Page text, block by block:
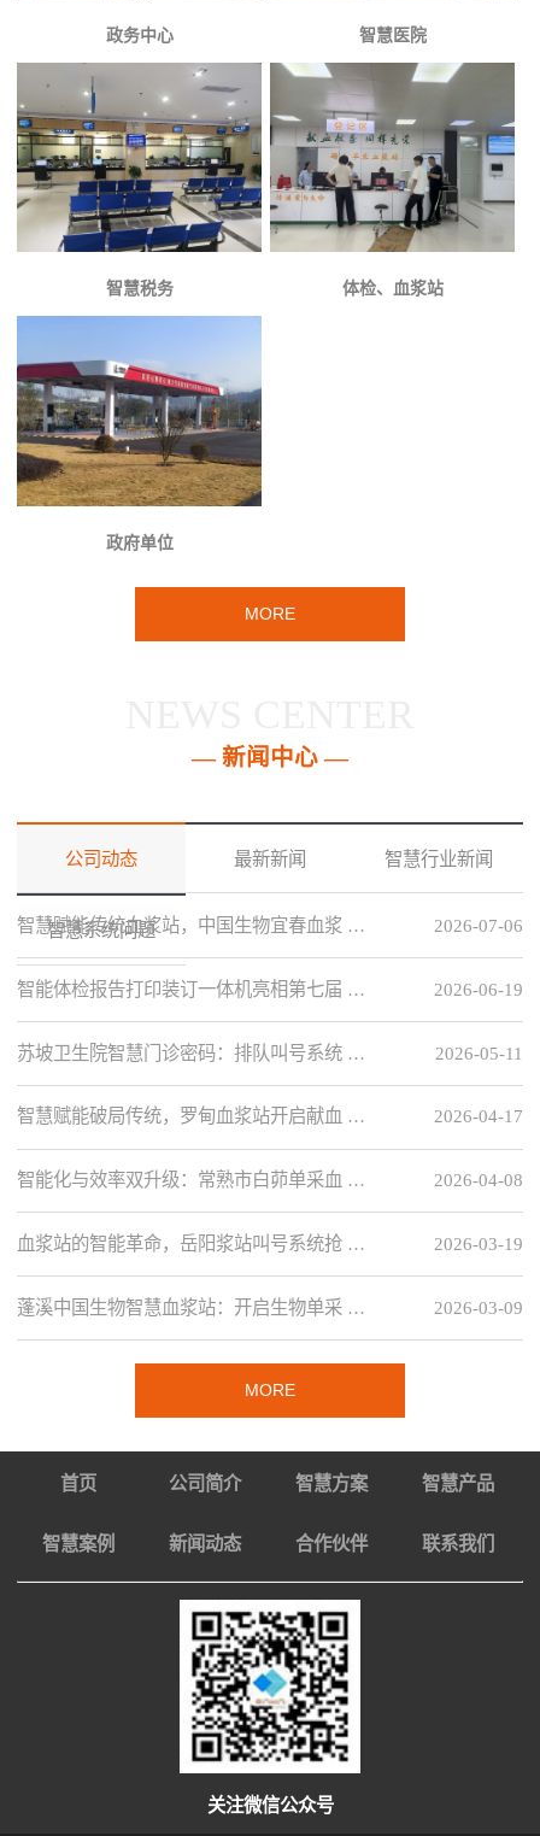
政务中心 智慧医院
智慧税务 体检、血浆站
政府单位
MORE
— 新闻中心 —
公司动态 最新新闻 智慧行业新闻
智慧系统问题 2026-07-06
智慧赋能传统血浆站，中国生物宜春血浆 …
2026-06-19
智能体检报告打印装订一体机亮相第七届 …
2026-05-11
苏坡卫生院智慧门诊密码：排队叫号系统 …
2026-04-17
智慧赋能破局传统，罗甸血浆站开启献血 …
2026-04-08
智能化与效率双升级：常熟市白茆单采血 …
2026-03-19
血浆站的智能革命，岳阳浆站叫号系统抢 …
2026-03-09
蓬溪中国生物智慧血浆站：开启生物单采 …
MORE
首页 公司简介 智慧方案 智慧产品
智慧案例 新闻动态 合作伙伴 联系我们
关注微信公众号